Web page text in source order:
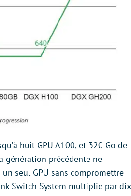
huit GPU A100, et 320 Go de
génération précédente ne
un seul GPU sans compromettre
Switch System multiplie par dix